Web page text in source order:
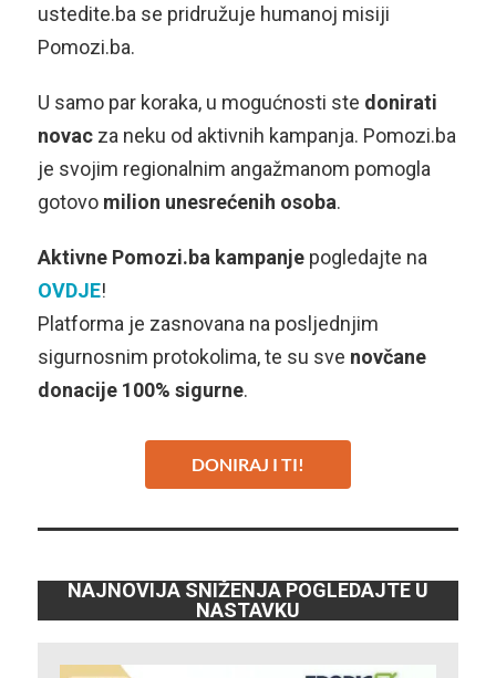
ustedite.ba se pridružuje humanoj misiji
Pomozi.ba.
U samo par koraka, u mogućnosti ste donirati
novac za neku od aktivnih kampanja. Pomozi.ba
je svojim regionalnim angažmanom pomogla
gotovo milion unesrećenih osoba.
Aktivne Pomozi.ba kampanjepogledajte na
OVDJE!
Platforma je zasnovana na posljednjim
sigurnosnim protokolima, te su sve novčane
donacije 100% sigurne.
DONIRAJ I TI!
NAJNOVIJA SNIŽENJA POGLEDAJTE U
NASTAVKU